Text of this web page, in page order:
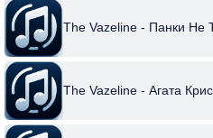
The Vazeline - Панки Не
The Vazeline - Агата